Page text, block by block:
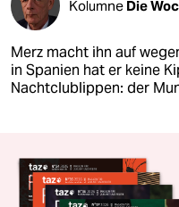
Kolumne Die
Merz macht ihn auf
in Spanien hat er keine
Nachtclublippen: der